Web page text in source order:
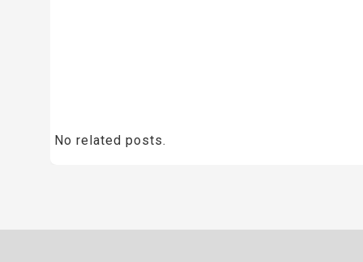
No related posts.